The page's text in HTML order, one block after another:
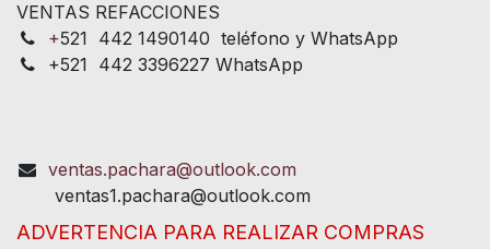
VENTAS REFACCIONES
+521 442 1490140 teléfono y WhatsApp
+521 442 3396227 WhatsApp
ventas.pachara@outlook.com
ventas1.pachara@outlook.com
ADVERTENCIA PARA REALIZAR COMPRAS